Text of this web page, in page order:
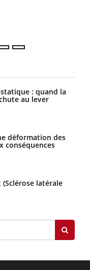
: quand la
au lever
déformation des
conséquences
latérale